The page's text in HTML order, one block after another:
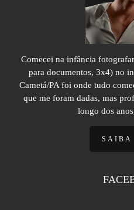
Comecei na infância
para documentos, 3x4) no
Cametá/PA foi onde tudo
que me foram dadas, mas
longo dos
SAIBA